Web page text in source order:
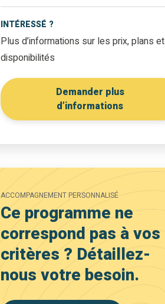
INTÉRESSÉ ?
Plus d’informations sur les prix, plans et
disponibilités
Demander plus
d’informations
ACCOMPAGNEMENT PERSONNALISÉ
Ce programme ne
correspond pas à vos
critères ? Détaillez-
nous votre besoin.